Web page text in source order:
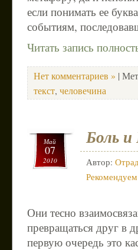
если понимать ее
событиям,
Читать запись
Нет комментариев » |
текст, человечина
Май
07
2010
Боль
Автор:
Рекомендуем
Они тесно
превращаться друг в
первую очередь это